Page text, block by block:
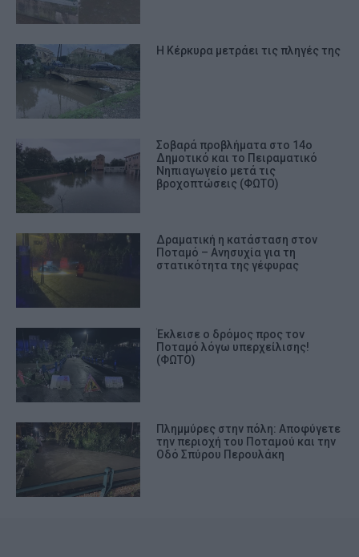
Η Κέρκυρα μετράει τις πληγές της
Σοβαρά προβλήματα στο 14ο
Δημοτικό και το Πειραματικό
Νηπιαγωγείο μετά τις
βροχοπτώσεις (ΦΩΤΟ)
Δραματική η κατάσταση στον
Ποταμό – Ανησυχία για τη
στατικότητα της γέφυρας
Έκλεισε ο δρόμος προς τον
Ποταμό λόγω υπερχείλισης!
(ΦΩΤΟ)
Πλημμύρες στην πόλη: Αποφύγετε
την περιοχή του Ποταμού και την
Οδό Σπύρου Περουλάκη